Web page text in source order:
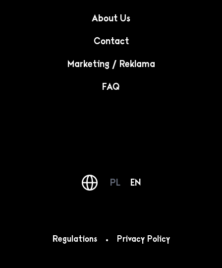
About Us
Contact
Marketing / Reklama
FAQ
PL EN
Regulations Privacy Policy